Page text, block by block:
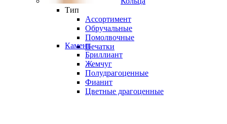
Тип
Ассортимент
Обручальные
Помолвочные
Печатки
Камень
Бриллиант
Жемчуг
Полудрагоценные
Фианит
Цветные драгоценные